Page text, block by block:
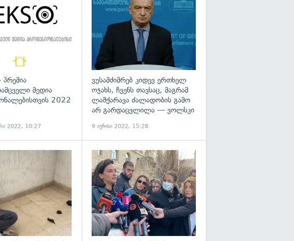
მედია
2022
2022, 10:27
ვუსამძიმრებ კიდევ ერთხელ
ოჯახს, ჩვენს თავსაც, მაგრამ
ლაშქარავა ძალადობის გამო
არ გარდაცვლილა — ვოლსკი
9 ივნისი 2022, 15:28
გადახედვა